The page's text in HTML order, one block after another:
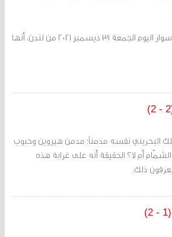
مرآة البحرين: أعلنت الاخصائية النفسية شريفة سوار اليوم الجمعة 31 ديسمبر 2021 من لندن، أنها
البحريني نفسه مدمناً؛ مدمن هيروين وحبوب
أم لا؟ الحقيقة أنه على غرابة هذه
ذلك.